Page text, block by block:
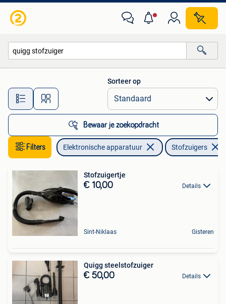
Alle afstanden…
Sorteer op
Bewaar je zoekopdracht
Filters Elektronische apparatuur Stofzuigers
Stofzuigertje
€ 10,00 Details
Sint-Niklaas Gisteren
Quigg steelstofzuiger
€ 50,00 Details